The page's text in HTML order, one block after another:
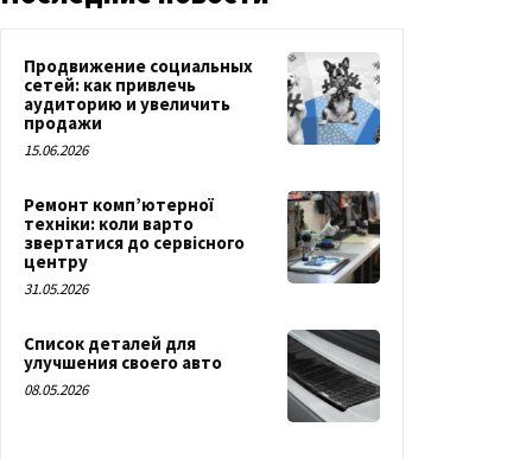
Продвижение социальных
сетей: как привлечь
аудиторию и увеличить
продажи
15.06.2026
Ремонт комп’ютерної
техніки: коли варто
звертатися до сервісного
центру
31.05.2026
Список деталей для
улучшения своего авто
08.05.2026